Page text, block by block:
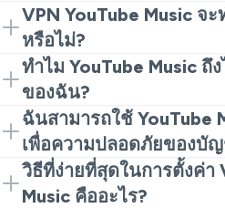
ใช่ เปิดใช้งาน VeePN ก่อนที่
การรับส่งข้อมูลของคุณ ซึ่งมีป
สนามบิน และโรงแรม
VPN YouTube Music จ
หรือไม่?
VPN ที่ดีควรคงความเร็วไว้ เ
หากรู้สึกช้า ให้เปลี่ยนเซิร์ฟเว
ทำไม YouTube Music ถึ
ของฉัน?
บางเครือข่ายบล็อกบริการสต
อย่างรุนแรง การใช้ VeePN ส
การ routing ของการเชื่อมต่อ
ชะงักน้อยลง
ฉันสามารถใช้ YouTube
เพื่อความปลอดภัยของบั
มันสามารถช่วยได้ในเครือข่า
รหัสการเชื่อมต่อของคุณ ซึ่งเ
วิธีที่ง่ายที่สุดในการตั้งค่า
Music คืออะไร?